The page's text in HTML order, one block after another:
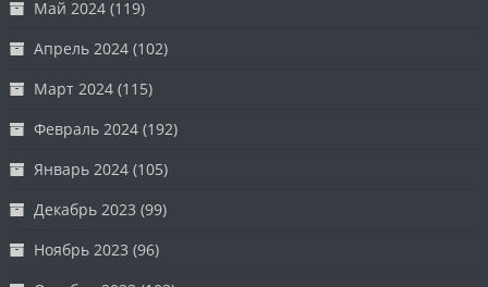
Май 2024 (119)
Апрель 2024 (102)
Март 2024 (115)
Февраль 2024 (192)
Январь 2024 (105)
Декабрь 2023 (99)
Ноябрь 2023 (96)